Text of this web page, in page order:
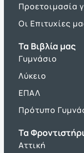
Προετοιμασία
Οι Επιτυχίες
Τα Βιβλία μας
Γυμνάσιο
Λύκειο
ΕΠΑΛ
Πρότυπο
Τα
Αττική